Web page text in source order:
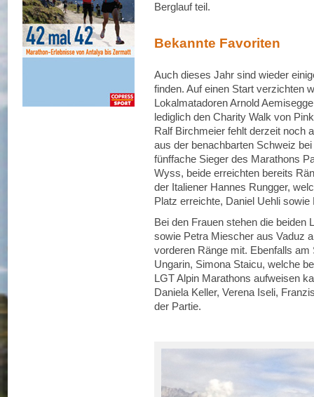
Berglauf teil.
Bekannte Favoriten
Auch dieses Jahr sind wieder
finden. Auf einen Start verzichten
Lokalmatadoren Arnold
lediglich den Charity Walk von
Ralf Birchmeier fehlt derzeit noch
aus der benachbarten Schweiz
fünffache Sieger des Marathons
Wyss, beide erreichten bereits
der Italiener Hannes Rungger,
Platz erreichte, Daniel Uehli
Bei den Frauen stehen die beiden
sowie Petra Miescher aus Vaduz
vorderen Ränge mit. Ebenfalls
Ungarin, Simona Staicu, welche
LGT Alpin Marathons aufweisen
Daniela Keller, Verena Iseli,
der Partie.